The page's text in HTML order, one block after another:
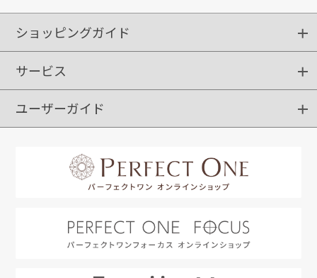
ショッピングガイド
ショッピングガイド
ご注文方法
送料・配送
クーポンご利用方法
サービス
定期購入
ポイントサービス
お知らせメール
ユーザーガイド